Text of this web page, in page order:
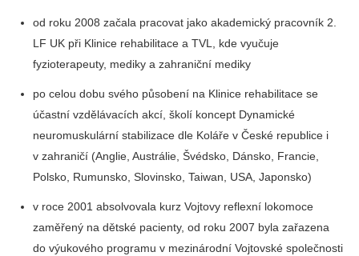
od roku 2008 začala pracovat jako akademický pracovník 2.
LF UK při Klinice rehabilitace a TVL, kde vyučuje
fyzioterapeuty, mediky a zahraniční mediky
po celou dobu svého působení na Klinice rehabilitace se
účastní vzdělávacích akcí, školí koncept Dynamické
neuromuskulární stabilizace dle Koláře v České republice i
v zahraničí (Anglie, Austrálie, Švédsko, Dánsko, Francie,
Polsko, Rumunsko, Slovinsko, Taiwan, USA, Japonsko)
v roce 2001 absolvovala kurz Vojtovy reflexní lokomoce
zaměřený na dětské pacienty, od roku 2007 byla zařazena
do výukového programu v mezinárodní Vojtovské společnosti